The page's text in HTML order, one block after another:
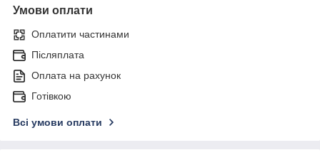
Умови оплати
Оплатити частинами
Післяплата
Оплата на рахунок
Готівкою
Всі умови оплати